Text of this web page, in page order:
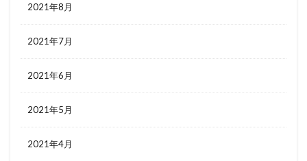
2021年8月
2021年7月
2021年6月
2021年5月
2021年4月